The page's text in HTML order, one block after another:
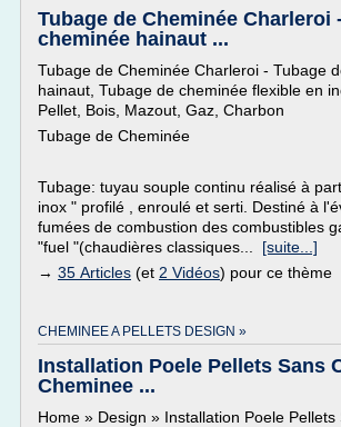
Tubage de Cheminée Charleroi
cheminée hainaut ...
Tubage de Cheminée Charleroi - Tubage
hainaut, Tubage de cheminée flexible en
Pellet, Bois, Mazout, Gaz, Charbon
Tubage de Cheminée
Tubage: tuyau souple continu réalisé à
inox " profilé , enroulé et serti. Destiné à
fumées de combustion des combustibles
"fuel "(chaudières classiques... [suite...]
→ 35 Articles (et 2 Vidéos) pour ce thème
CHEMINEE A PELLETS DESIGN »
Installation Poele Pellets Sans
Cheminee ...
Home » Design » Installation Poele